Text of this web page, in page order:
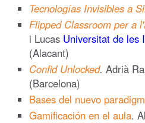
Tecnologías Invisibles a
Flipped Classroom per a
i Lucas Universitat de les
(Alacant)
Confid Unlocked. Adrià
(Barcelona)
Bases del nuevo
Gamificación en el aula.